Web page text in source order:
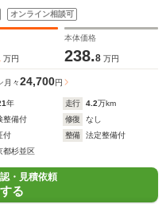
フト ドラレコ前後
オンライン相談可
万円
本体価格
238.8 万円
月々24,700円
年 走行 4.2万km
整備付 修復
なし
付 整備
法定整備付
都杉並区
・見積依頼
る